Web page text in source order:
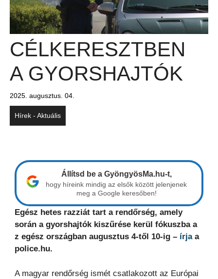
CÉLKERESZTBEN
A GYORSHAJTÓK
2025. augusztus. 04.
Hírek - Aktuális
Állítsd be a GyöngyösMa.hu-t,
hogy híreink mindig az elsők között jelenjenek
meg a Google keresőben!
Egész hetes razziát tart a rendőrség, amely
során a gyorshajtók kiszűrése kerül fókuszba a
z egész országban augusztus 4-től 10-ig – írja a
police.hu.
A magyar rendőrség ismét csatlakozott az Európai